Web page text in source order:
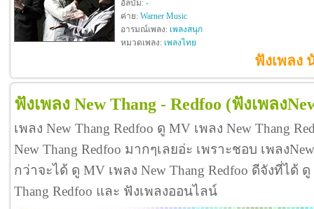
อัลบัม: -
ค่าย: Warner Music
อารมณ์เพลง: เพลงสนุก
หมวดเพลง: เพลงไทย
ฟังเพลง
ฟังเพลง New Thang - Redfoo (ฟังเพลง
เพลง New Thang Redfoo ดู MV เพลง New Thang
New Thang Redfoo มากๆเลยอ่ะ เพราะชอบ เพลง
กว่าจะได้ ดู MV เพลง New Thang Redfoo ดีจังที่ได้
Thang Redfoo และ ฟังเพลงออนไลน์